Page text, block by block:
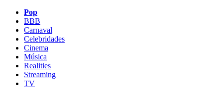
Pop
BBB
Carnaval
Celebridades
Cinema
Música
Realities
Streaming
TV